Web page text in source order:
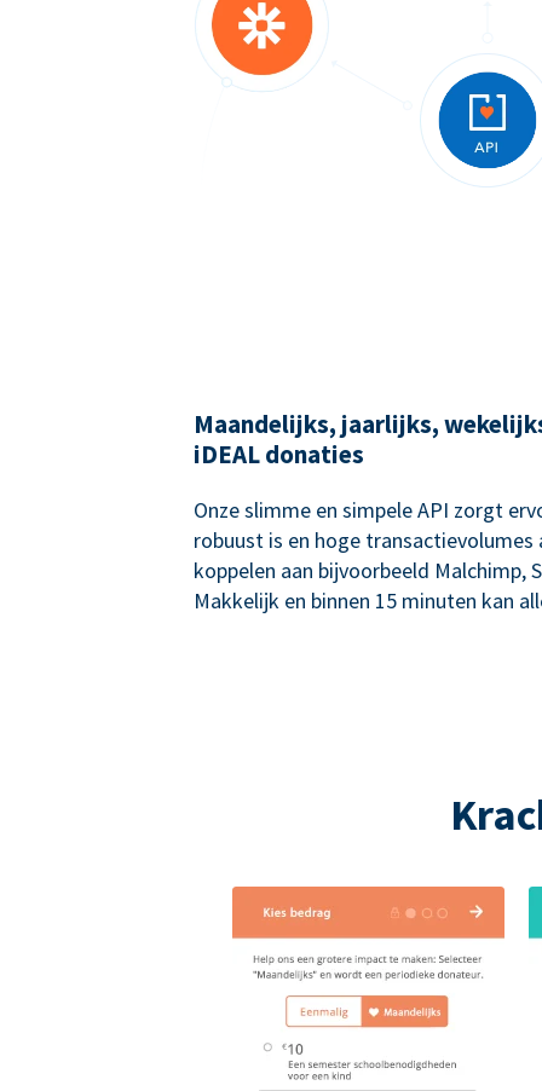
Maandelijks, jaarlijks,
iDEAL donaties
Onze slimme en simpele API zorgt
robuust is en hoge transactievolumes
koppelen aan bijvoorbeeld Malchimp,
Makkelijk en binnen 15 minuten kan